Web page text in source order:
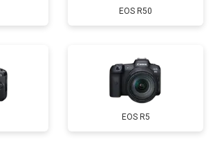
EOS R50
EOS R5